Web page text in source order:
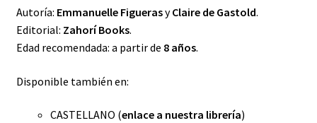
Autoría: Emmanuelle FiguerasyClaire de Gastold.
Editorial: Zahorí Books.
Edad recomendada: a partir de 8 años.
Disponible también en:
CASTELLANO (enlace a nuestra librería)